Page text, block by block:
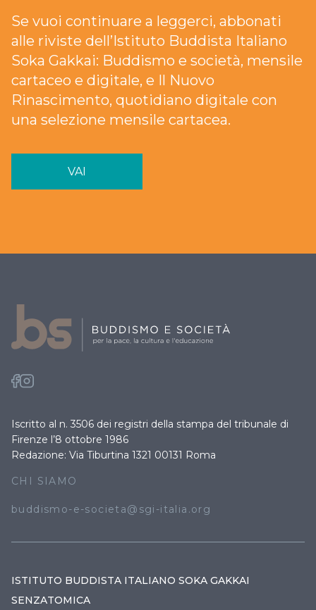
Se vuoi continuare a leggerci, abbonati
alle riviste dell’Istituto Buddista Italiano
Soka Gakkai: Buddismo e società, mensile
cartaceo e digitale, e Il Nuovo
Rinascimento, quotidiano digitale con
una selezione mensile cartacea.
VAI
Iscritto al n. 3506 dei registri della stampa del tribunale di
Firenze l’8 ottobre 1986
Redazione: Via Tiburtina 1321 00131 Roma
CHI SIAMO
buddismo-e-societa@sgi-italia.org
ISTITUTO BUDDISTA ITALIANO SOKA GAKKAI
SENZATOMICA